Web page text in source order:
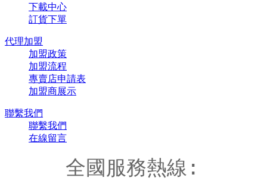
下載中心
訂貨下單
代理加盟
加盟政策
加盟流程
專賣店申請表
加盟商展示
聯繫我們
聯繫我們
在線留言
全國服務熱線: